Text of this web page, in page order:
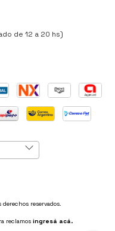
de 12 a 20 hs)
reservados.
reclamos ingresá acá.